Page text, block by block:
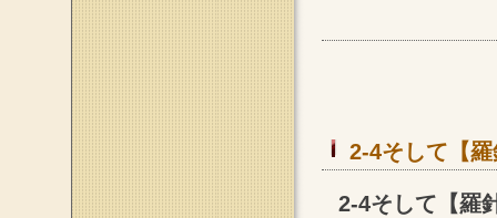
2-4そして【
2-4そして【羅